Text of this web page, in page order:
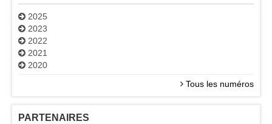
2025
2023
2022
2021
2020
Tous les numéros
PARTENAIRES